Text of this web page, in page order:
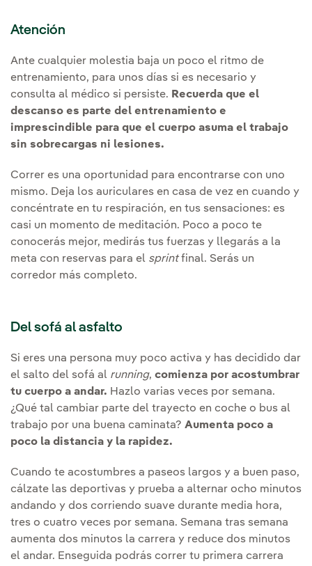
Atención
Ante cualquier molestia baja un poco el ritmo de
entrenamiento, para unos días si es necesario y
consulta al médico si persiste. Recuerda que el
descanso es parte del entrenamiento e
imprescindible para que el cuerpo asuma el trabajo
sin sobrecargas ni lesiones.
Correr es una oportunidad para encontrarse con uno
mismo. Deja los auriculares en casa de vez en cuando y
concéntrate en tu respiración, en tus sensaciones: es
casi un momento de meditación. Poco a poco te
conocerás mejor, medirás tus fuerzas y llegarás a la
meta con reservas para el sprintfinal. Serás un
corredor más completo.
Del sofá al asfalto
Si eres una persona muy poco activa y has decidido dar
el salto del sofá al running, comienza por acostumbrar
tu cuerpo a andar. Hazlo varias veces por semana.
¿Qué tal cambiar parte del trayecto en coche o bus al
trabajo por una buena caminata? Aumenta poco a
poco la distancia y la rapidez.
Cuando te acostumbres a paseos largos y a buen paso,
cálzate las deportivas y prueba a alternar ocho minutos
andando y dos corriendo suave durante media hora,
tres o cuatro veces por semana. Semana tras semana
aumenta dos minutos la carrera y reduce dos minutos
el andar. Enseguida podrás correr tu primera carrera